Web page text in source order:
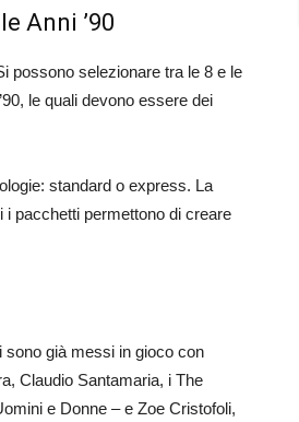
Anni ’90
possono selezionare tra le 8 e le
le quali devono essere dei
standard o express. La
pacchetti permettono di creare
sono già messi in gioco con
Claudio Santamaria, i The
e Donne – e Zoe Cristofoli,